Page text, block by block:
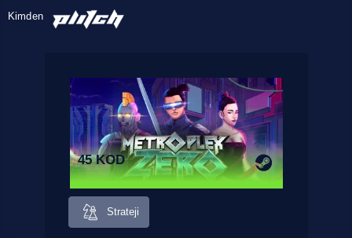
Kimden
45 KOD
Strateji